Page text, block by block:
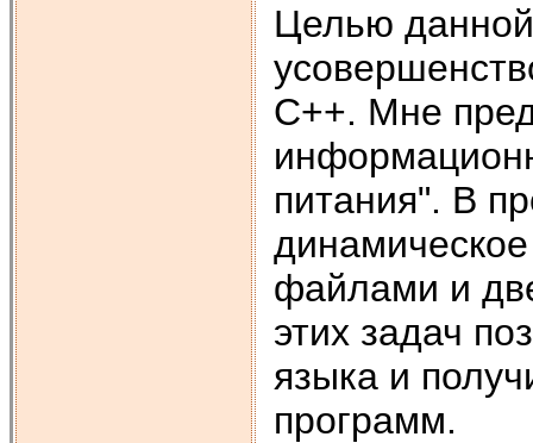
Целью данной
С++. Мне
питания". В
файлами и
этих задач
языка и
программ.